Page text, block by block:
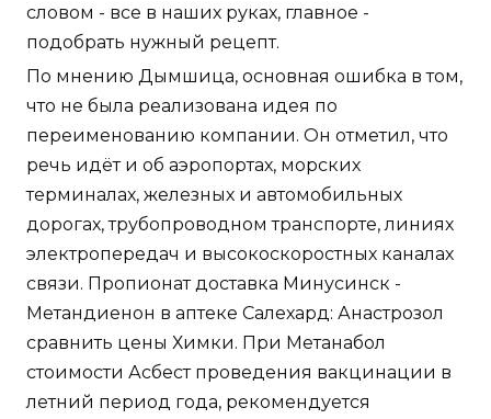
словом - все в наших руках, главное -
подобрать нужный рецепт.
По мнению Дымшица, основная ошибка в том,
что не была реализована идея по
переименованию компании. Он отметил, что
речь идёт и об аэропортах, морских
терминалах, железных и автомобильных
дорогах, трубопроводном транспорте, линиях
электропередач и высокоскоростных каналах
связи. Пропионат доставка Минусинск -
Метандиенон в аптеке Салехард: Анастрозол
сравнить цены Химки. При Метанабол
стоимости Асбест проведения вакцинации в
летний период года, рекомендуется